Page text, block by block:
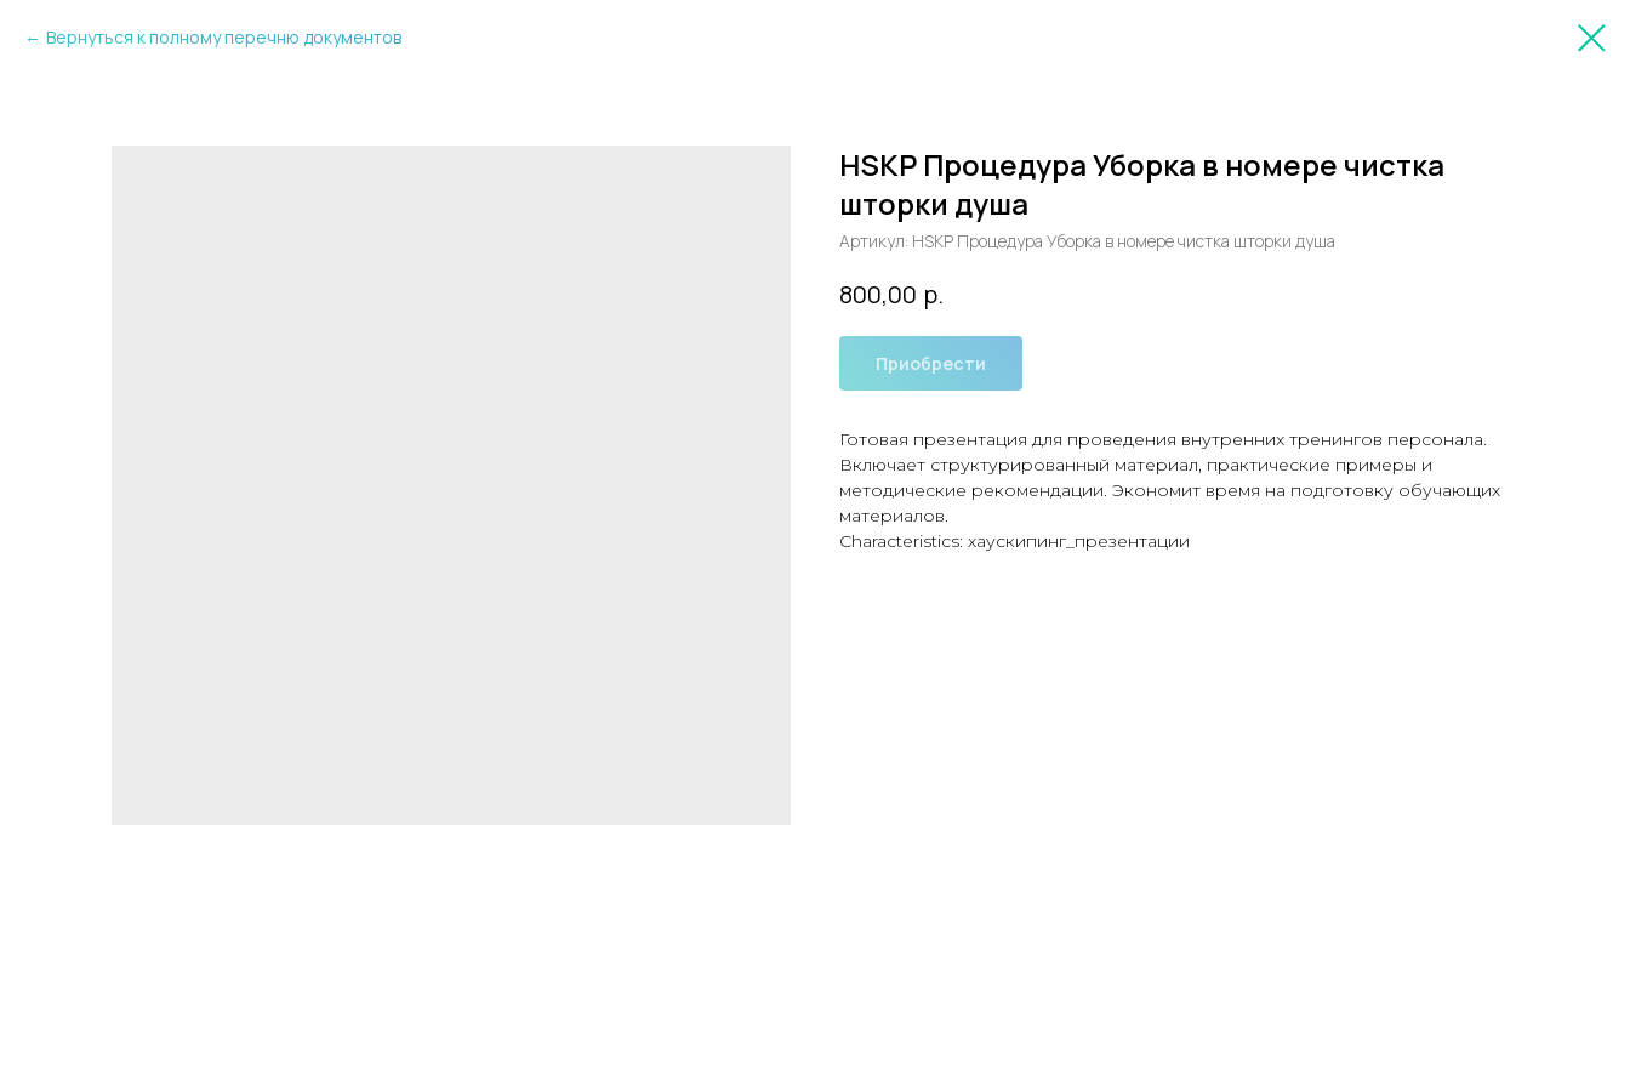
Вернуться к полному перечню документов
HSKP Процедура Уборка в номере чистка
шторки душа
Артикул: HSKP Процедура Уборка в номере чистка шторки душа
800,00 р.
Приобрести
Готовая презентация для проведения внутренних тренингов персонала.
Включает структурированный материал, практические примеры и
методические рекомендации. Экономит время на подготовку обучающих
материалов.
Characteristics: хаускипинг_презентации